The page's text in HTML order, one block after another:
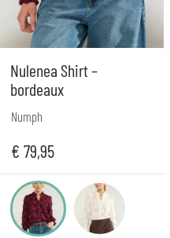
Nulenea Shirt –
bordeaux
Numph
€ 79,95